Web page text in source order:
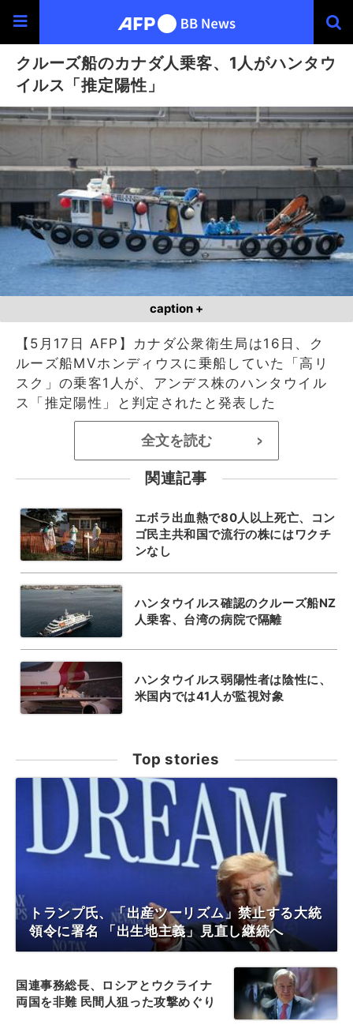
クルーズ船のカナダ人乗客、1人がハンタウ
イルス「推定陽性」
caption +
【5月17日 AFP】カナダ公衆衛生局は16日、ク
ルーズ船MVホンディウスに乗船していた「高リ
スク」の乗客1人が、アンデス株のハンタウイル
ス「推定陽性」と判定されたと発表した
全文を読む >
関連記事
エボラ出血熱で80人以上死亡、コン
ゴ民主共和国で流行の株にはワクチ
ンなし
ハンタウイルス確認のクルーズ船NZ
人乗客、台湾の病院で隔離
ハンタウイルス弱陽性者は陰性に、
米国内では41人が監視対象
Top stories
トランプ氏、「出産ツーリズム」禁止する大統
領令に署名 「出生地主義」見直し継続へ
国連事務総長、ロシアとウクライナ
両国を非難 民間人狙った攻撃めぐり